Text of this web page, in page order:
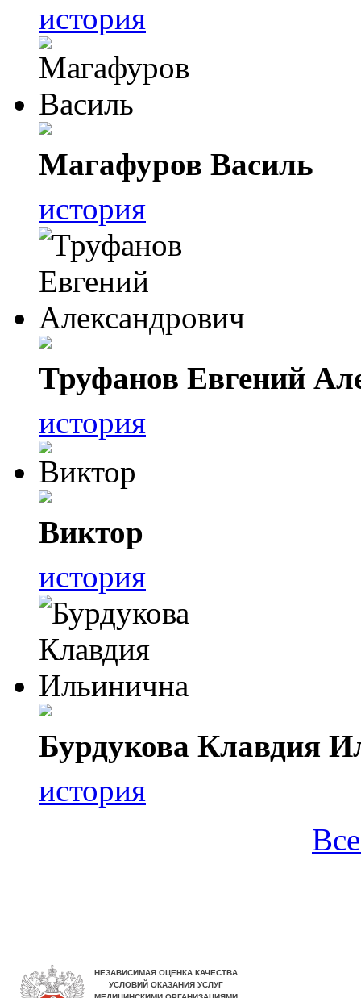
история
Магафуров Василь
история
Труфанов Евгений
история
Виктор
история
Бурдукова Клавдия
история